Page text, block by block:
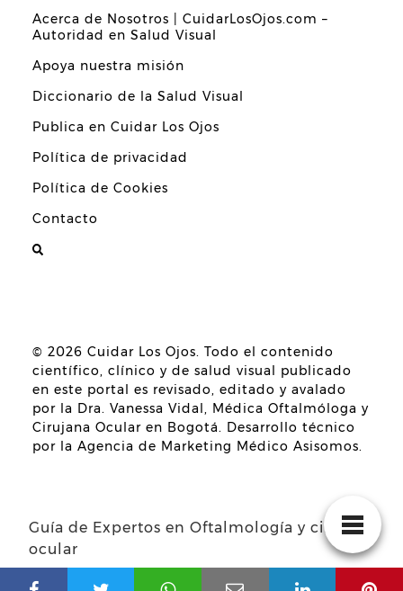
Acerca de Nosotros | CuidarLosOjos.com –
Autoridad en Salud Visual
Apoya nuestra misión
Diccionario de la Salud Visual
Publica en Cuidar Los Ojos
Política de privacidad
Política de Cookies
Contacto
© 2026 Cuidar Los Ojos. Todo el contenido
científico, clínico y de salud visual publicado
en este portal es revisado, editado y avalado
por la Dra. Vanessa Vidal, Médica Oftalmóloga y
Cirujana Ocular en Bogotá. Desarrollo técnico
por la Agencia de Marketing Médico Asisomos.
Guía de Expertos en Oftalmología y cirugía
ocular